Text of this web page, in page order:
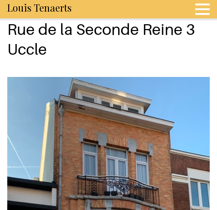
Louis Tenaerts
Rue de la Seconde Reine 3
Uccle